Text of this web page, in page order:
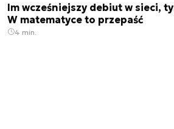
Im wcześniejszy debiut w sieci,
W matematyce to przepaść
4 min.